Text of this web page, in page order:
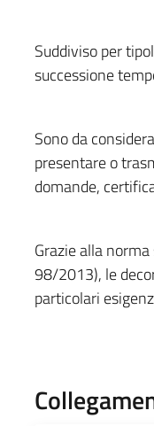
Suddiviso per
successione
Sono da
presentare o
domande,
Grazie alla
98/2013), le
particolari